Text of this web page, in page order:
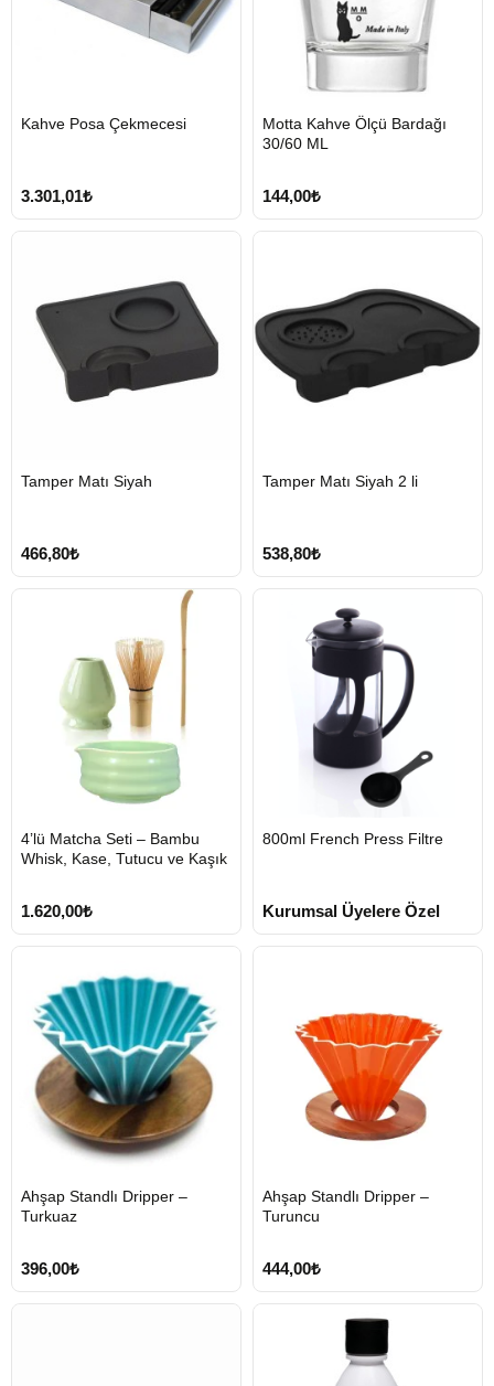
GÖNDERİ
Kahve Posa Çekmecesi
3.301,01₺
GÖNDERİ
Motta Kahve Ölçü Bardağı
30/60 ML
144,00₺
GÖNDERİ
Tamper Matı Siyah
466,80₺
GÖNDERİ
Tamper Matı Siyah 2 li
538,80₺
GÖNDERİ
4’lü Matcha Seti – Bambu
Whisk, Kase, Tutucu ve Kaşık
1.620,00₺
GÖNDERİ
800ml French Press Filtre
Kurumsal Üyelere Özel
GÖNDERİ
Ahşap Standlı Dripper –
Turkuaz
396,00₺
GÖNDERİ
Ahşap Standlı Dripper –
Turuncu
444,00₺